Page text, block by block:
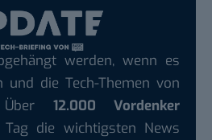
werden, wenn es
und die Tech-Themen von
12.000 Vordenker
die wichtigsten News